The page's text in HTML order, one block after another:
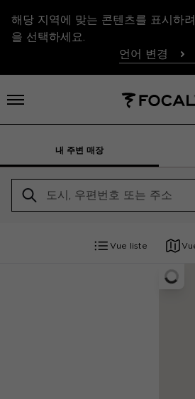
해당 지역에 맞는 콘텐츠를 표시하
을 선택하세요.
언어 변경
메뉴 열기
내 주변 매장
Vue liste